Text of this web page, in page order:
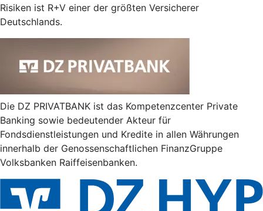
Risiken ist R+V einer der größten Versicherer
Deutschlands.
Die DZ PRIVATBANK ist das Kompetenzcenter Private
Banking sowie bedeutender Akteur für
Fondsdienstleistungen und Kredite in allen Währungen
innerhalb der Genossenschaftlichen FinanzGruppe
Volksbanken Raiffeisenbanken.